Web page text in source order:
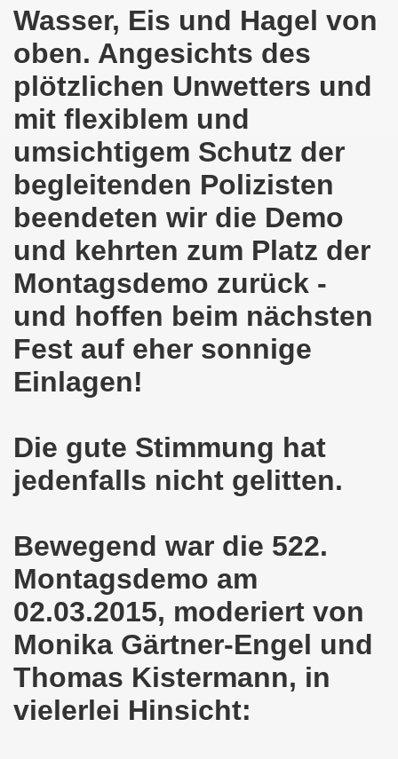
Wasser, Eis und Hagel von
oben. Angesichts des
plötzlichen Unwetters und
mit flexiblem und
umsichtigem Schutz der
begleitenden Polizisten
beendeten wir die Demo
und kehrten zum Platz der
Montagsdemo zurück -
und hoffen beim nächsten
Fest auf eher sonnige
Einlagen!
Die gute Stimmung hat
jedenfalls nicht gelitten.
Bewegend war die 522.
Montagsdemo am
02.03.2015, moderiert von
Monika Gärtner-Engel und
Thomas Kistermann, in
vielerlei Hinsicht:
am 13.05.2024 um 17.30 Uhr auf dem
Bewegung am 08.04.2024 auf dem Heinrich-König-
ruft auf am 11.03.2024 zum Jahrestag
Wir protestieren und wir demonstrieren gegen die
Saale setzt am 27.01.2024 Verbot der MLPD-Fahne
zeigt am 05.02.2024 Flagge um 17.30 Uhr
gestorben - Nachruf der Koordinierungsgruppe
Bewegung: Protest gegen Arbeitsplatzvernichtung
gegen Kundgebung und gegen Frank Oettler
durch die Innenstädte von Stuttgart, von Erfurt
und von Martina Reichmann: Gelungenes Fest
Bewegung - feier am 11.09.2023 um 17.30 Uhr auf
Bewegung als Korrespondenz veröffentlicht von
solidarisiert sich am 10.07.2023 mit Jan
am 10.07.2023 auf dem Heinrich-König-
Bewegung Gelsenkirchen sagt am 12.06.2023 „Nein“
am 12.06.2023 um 17.30 Uhr auf dem
der Befreiung vom Hitler-Faschismus - aktiver